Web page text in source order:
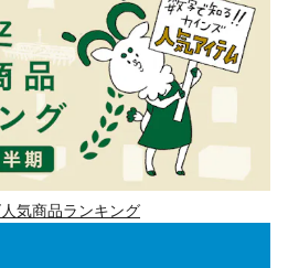
気商品ランキング